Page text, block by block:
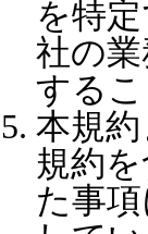
を特
社の
する
本規
規約
た事